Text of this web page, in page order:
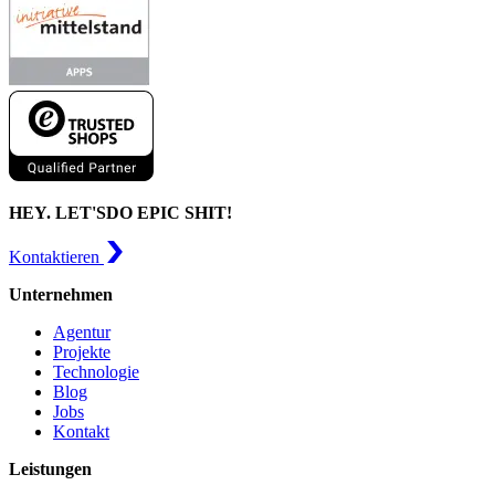
HEY. LET'SDO EPIC SHIT!
Kontaktieren
Unternehmen
Agentur
Projekte
Technologie
Blog
Jobs
Kontakt
Leistungen